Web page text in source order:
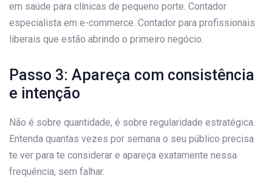
em saúde para clínicas de pequeno porte. Contador
especialista em e-commerce. Contador para profissionais
liberais que estão abrindo o primeiro negócio.
Passo 3: Apareça com consistência
e intenção
Não é sobre quantidade, é sobre regularidade estratégica.
Entenda quantas vezes por semana o seu público precisa
te ver para te considerar e apareça exatamente nessa
frequência, sem falhar.